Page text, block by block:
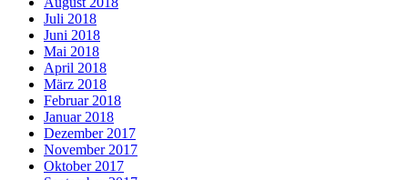
Juli 2018
Juni 2018
Mai 2018
April 2018
März 2018
Februar 2018
Januar 2018
Dezember 2017
November 2017
Oktober 2017